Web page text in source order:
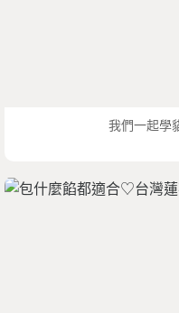
我們一起學